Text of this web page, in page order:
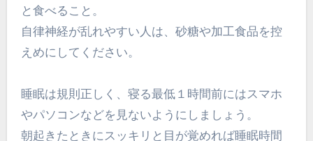
と食べること。
自律神経が乱れやすい人は、砂糖や加工食品を控
えめにしてください。
睡眠は規則正しく、寝る最低１時間前にはスマホ
やパソコンなどを見ないようにしましょう。
朝起きたときにスッキリと目が覚めれば睡眠時間